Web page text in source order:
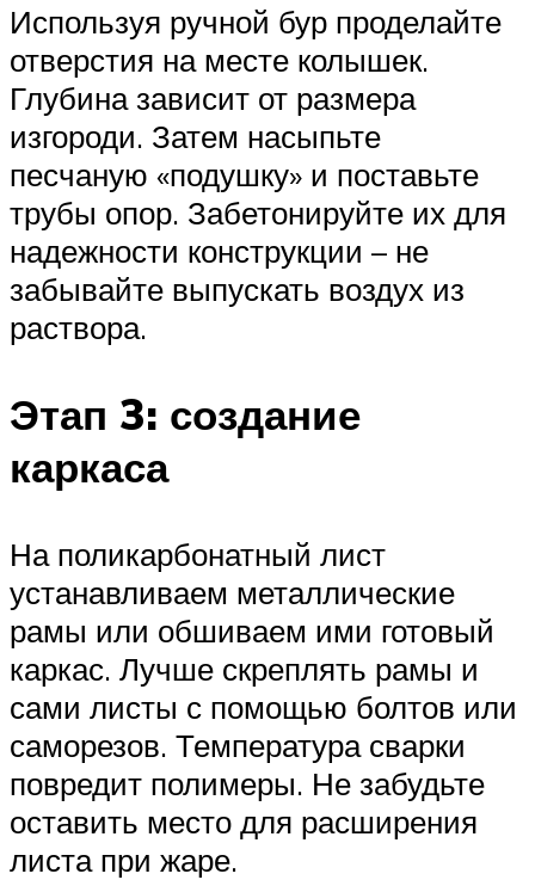
Используя ручной бур проделайте
отверстия на месте колышек.
Глубина зависит от размера
изгороди. Затем насыпьте
песчаную «подушку» и поставьте
трубы опор. Забетонируйте их для
надежности конструкции – не
забывайте выпускать воздух из
раствора.
Этап 3: создание
каркаса
На поликарбонатный лист
устанавливаем металлические
рамы или обшиваем ими готовый
каркас. Лучше скреплять рамы и
сами листы с помощью болтов или
саморезов. Температура сварки
повредит полимеры. Не забудьте
оставить место для расширения
листа при жаре.